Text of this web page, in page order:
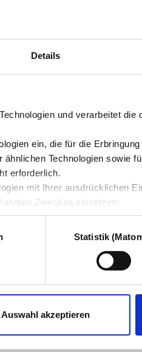
Details
und verarbeitet
ein, die für die
Technologien sowie
erforderlich.
mit Ihrer ausdrücklichen
Zwecken einsetzen:
Statistik
Auswahl akzeptieren